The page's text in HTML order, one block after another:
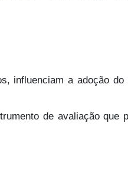
influenciam a adoção
de avaliação que